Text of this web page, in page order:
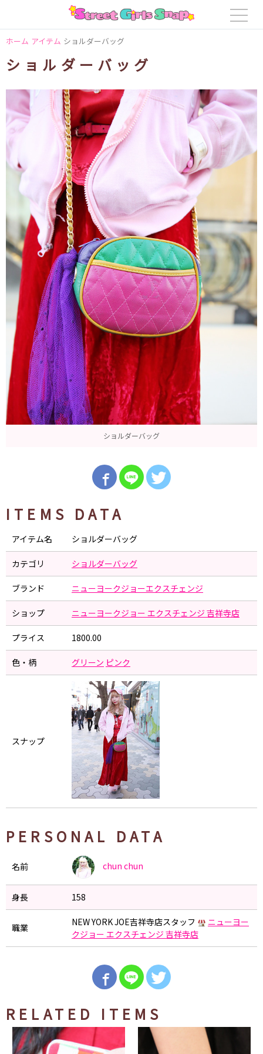
ホーム アイテム ショルダーバッグ
ショルダーバッグ
ショルダーバッグ
ITEMS DATA
アイテム名 ショルダーバッグ
カテゴリ ショルダーバッグ
ブランド ニューヨークジョーエクスチェンジ
ショップ ニューヨークジョー エクスチェンジ 吉祥寺店
プライス 1800.00
色・柄 グリーン ピンク
スナップ
PERSONAL DATA
名前 chun chun
身長 158
職業 NEW YORK JOE吉祥寺店スタッフ
ニューヨー
クジョー エクスチェンジ 吉祥寺店
RELATED ITEMS